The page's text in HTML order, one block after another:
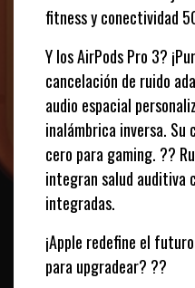
fitness y conectividad
Y los AirPods Pro 3?
cancelación de ruido
audio espacial
inalámbrica inversa. Su
cero para gaming. ??
integran salud auditiva
integradas.
¡Apple redefine el
para upgradear? ??